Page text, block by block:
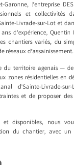
l’entreprise
et collectivités
Livrade-sur-Lot et
d’expérience,
chantiers variés, du
réseaux d’assainissement.
du territoire agenais —
zones résidentielles en
d’Sainte-Livrade-
et de proposer
et disponibles, nous
du chantier, avec